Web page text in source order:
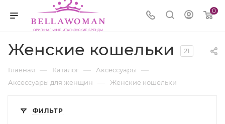
0
Женские кошельки 21
Главная — Каталог — Аксессуары —
Аксессуары для женщин — Женские кошельки
ФИЛЬТР